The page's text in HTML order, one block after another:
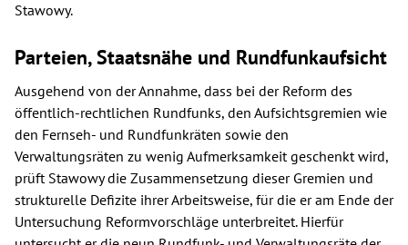
Stawowy.
Parteien, Staatsnähe und Rundfunkaufsicht
Ausgehend von der Annahme, dass bei der Reform des
öffentlich-rechtlichen Rundfunks, den Aufsichtsgremien wie
den Fernseh- und Rundfunkräten sowie den
Verwaltungsräten zu wenig Aufmerksamkeit geschenkt wird,
prüft Stawowy die Zusammensetzung dieser Gremien und
strukturelle Defizite ihrer Arbeitsweise, für die er am Ende der
Untersuchung Reformvorschläge unterbreitet. Hierfür